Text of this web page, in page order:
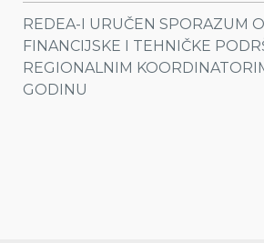
REDEA-I URUČEN SPORAZUM
FINANCIJSKE I TEHNIČKE
REGIONALNIM
GODINU